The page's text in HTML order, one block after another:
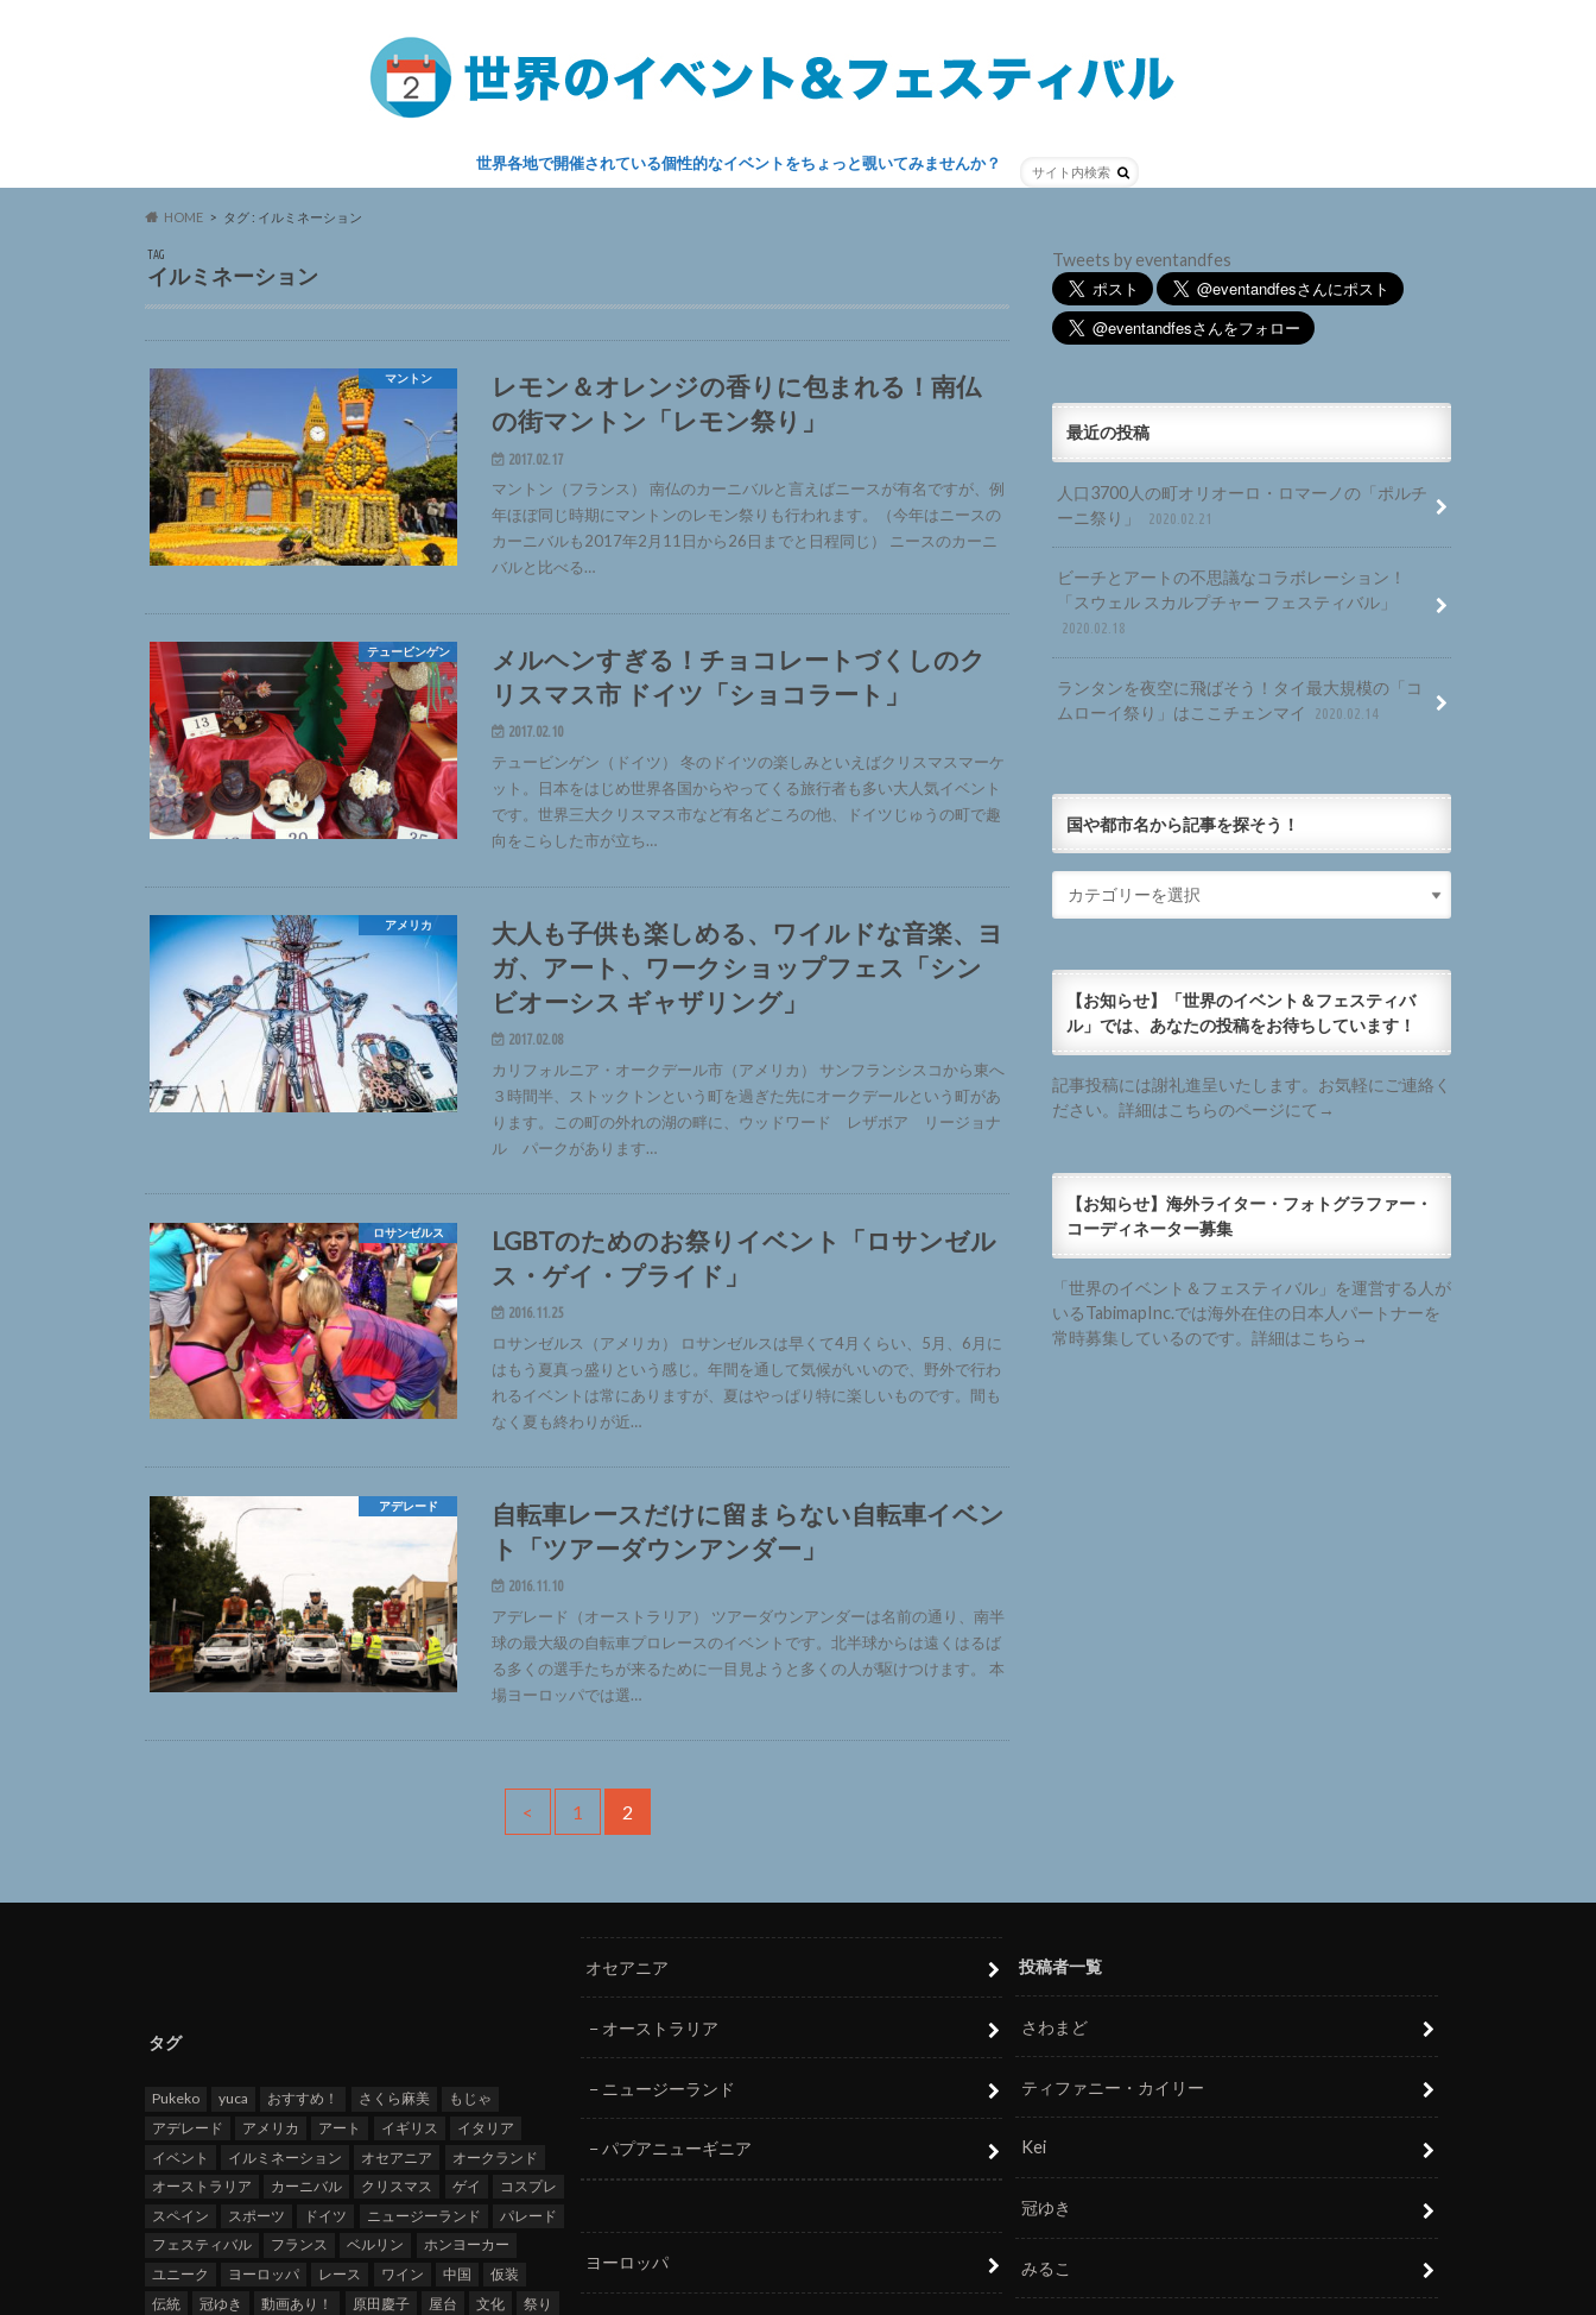
世界各地で開催されている個性的なイベントをちょっと覗いてみませんか？
HOME タグ : イルミネーション
TAG
イルミネーション
マントン
レモン＆オレンジの香りに包まれる！南仏
の街マントン「レモン祭り」
2017.02.17
マントン（フランス） 南仏のカーニバルと言えばニースが有名ですが、例
年ほぼ同じ時期にマントンのレモン祭りも行われます。（今年はニースの
カーニバルも2017年2月11日から26日までと日程同じ） ニースのカーニ
バルと比べる…
テュービンゲン
メルヘンすぎる！チョコレートづくしのク
リスマス市 ドイツ「ショコラート」
2017.02.10
テュービンゲン（ドイツ） 冬のドイツの楽しみといえばクリスマスマーケ
ット。日本をはじめ世界各国からやってくる旅行者も多い大人気イベント
です。世界三大クリスマス市など有名どころの他、ドイツじゅうの町で趣
向をこらした市が立ち…
アメリカ
大人も子供も楽しめる、ワイルドな音楽、ヨ
ガ、アート、ワークショップフェス「シン
ビオーシス ギャザリング」
2017.02.08
カリフォルニア・オークデール市（アメリカ） サンフランシスコから東へ
３時間半、ストックトンという町を過ぎた先にオークデールという町があ
ります。この町の外れの湖の畔に、ウッドワード レザボア リージョナ
ル パークがあります…
ロサンゼルス
LGBTのためのお祭りイベント「ロサンゼル
ス・ゲイ・プライド」
2016.11.25
ロサンゼルス（アメリカ） ロサンゼルスは早くて4月くらい、5月、6月に
はもう夏真っ盛りという感じ。年間を通して気候がいいので、野外で行わ
れるイベントは常にありますが、夏はやっぱり特に楽しいものです。間も
なく夏も終わりが近…
アデレード
自転車レースだけに留まらない自転車イベン
ト「ツアーダウンアンダー」
2016.11.10
アデレード（オーストラリア） ツアーダウンアンダーは名前の通り、南半
球の最大級の自転車プロレースのイベントです。北半球からは遠くはるば
る多くの選手たちが来るために一目見ようと多くの人が駆けつけます。 本
場ヨーロッパでは選…
< 1 2
Tweets by eventandfes
最近の投稿
人口3700人の町オリオーロ・ロマーノの「ポルチ
ーニ祭り」
2020.02.21
ビーチとアートの不思議なコラボレーション！
「スウェル スカルプチャー フェスティバル」
2020.02.18
ランタンを夜空に飛ばそう！タイ最大規模の「コ
ムローイ祭り」はここチェンマイ
2020.02.14
国や都市名から記事を探そう！
【お知らせ】「世界のイベント＆フェスティバ
ル」では、あなたの投稿をお待ちしています！
記事投稿には謝礼進呈いたします。お気軽にご連絡く
ださい。詳細はこちらのページにて→
【お知らせ】海外ライター・フォトグラファー・
コーディネーター募集
「世界のイベント＆フェスティバル」を運営する人が
いるTabimapInc.では海外在住の日本人パートナーを
常時募集しているのです。詳細はこちら→
タグ
Pukeko yuca おすすめ！ さくら麻美
もじゃ
アデレード
アメリカ アート イギリス
イタリア
イベント
イルミネーション オセアニア
オークランド
オーストラリア
カーニバル クリスマス ゲイ
コスプレ
スペイン
スポーツ ドイツ ニュージーランド
パレード
フェスティバル
フランス ベルリン
ホンヨーカー
ユニーク
ヨーロッパ レース ワイン 中国
仮装
伝統
冠ゆき 動画あり！ 原田慶子 屋台 文化
祭り
オセアニア
オーストラリア
ニュージーランド
パプアニューギニア
ヨーロッパ
投稿者一覧
さわまど
ティファニー・カイリー
Kei
冠ゆき
みるこ